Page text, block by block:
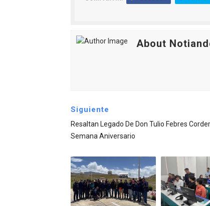
About
Siguiente
Resaltan Legado De Don Tulio Febres
Semana Aniversario